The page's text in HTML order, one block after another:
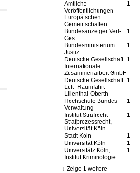
1
Amtliche
Veröffentlichungen
Europäischen
Gemeinschaften
1
Bundesanzeiger Verl-
Ges
1
Bundesministerium
Justiz
1
Deutsche Gesellschaft
Internationale
Zusammenarbeit GmbH
1
Deutsche Gesellschaft
Luft- Raumfahrt
Lilienthal-Oberth
1
Hochschule Bundes
Verwaltung
1
Institut Strafrecht
Strafprozessrecht,
Universität Köln
1
Stadt Köln
1
Universität Köln
1
Universitätz Köln,
Institut Kriminologie
Zeige 1 weitere